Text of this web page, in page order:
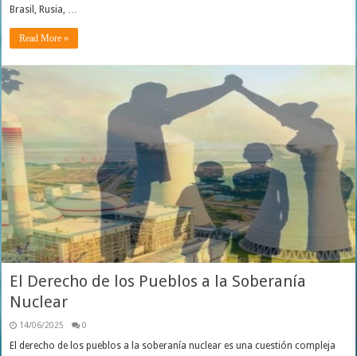
Brasil, Rusia, …
Read More »
El Derecho de los Pueblos a la Soberanía
Nuclear
14/06/2025 0
El derecho de los pueblos a la soberanía nuclear es una cuestión compleja